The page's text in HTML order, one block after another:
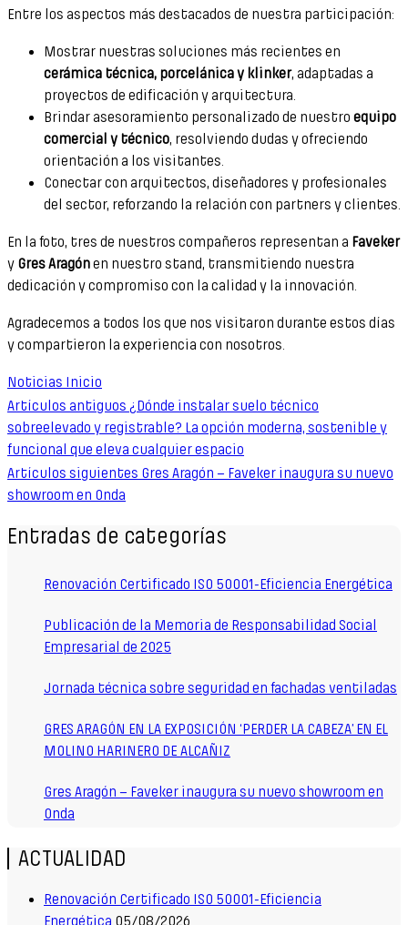
Entre los aspectos más destacados de nuestra participación:
Mostrar nuestras soluciones más recientes en
cerámica técnica, porcelánica y klinker, adaptadas a
proyectos de edificación y arquitectura.
Brindar asesoramiento personalizado de nuestro equipo
comercial y técnico, resolviendo dudas y ofreciendo
orientación a los visitantes.
Conectar con arquitectos, diseñadores y profesionales
del sector, reforzando la relación con partners y clientes.
En la foto, tres de nuestros compañeros representan a Faveker
y Gres Aragónen nuestro stand, transmitiendo nuestra
dedicación y compromiso con la calidad y la innovación.
Agradecemos a todos los que nos visitaron durante estos días
y compartieron la experiencia con nosotros.
Noticias Inicio
Artículos antiguos ¿Dónde instalar suelo técnico
sobreelevado y registrable? La opción moderna, sostenible y
funcional que eleva cualquier espacio
Artículos siguientes Gres Aragón – Faveker inaugura su nuevo
showroom en Onda
Entradas de categorías
Renovación Certificado ISO 50001-Eficiencia Energética
Publicación de la Memoria de Responsabilidad Social
Empresarial de 2025
Jornada técnica sobre seguridad en fachadas ventiladas
GRES ARAGÓN EN LA EXPOSICIÓN ‘PERDER LA CABEZA’ EN EL
MOLINO HARINERO DE ALCAÑIZ
Gres Aragón – Faveker inaugura su nuevo showroom en
Onda
ACTUALIDAD
Renovación Certificado ISO 50001-Eficiencia
Energética 05/08/2026